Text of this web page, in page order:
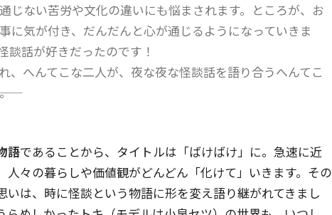
じない苦労や文化の違いにも悩まされます。ところが、お
に気が付き、だんだんと心が通じるようになっていきま
談話が好きだったのです！
、へんてこな二人が、夜な夜な怪談話を語り合うへんてこ
語であることから、タイトルは「ばけばけ」に。急速に近
人々の暮らしや価値観がどんどん「化けて」いきます。その
いは、時に怪談という物語に形を変え語り継がれてきまし